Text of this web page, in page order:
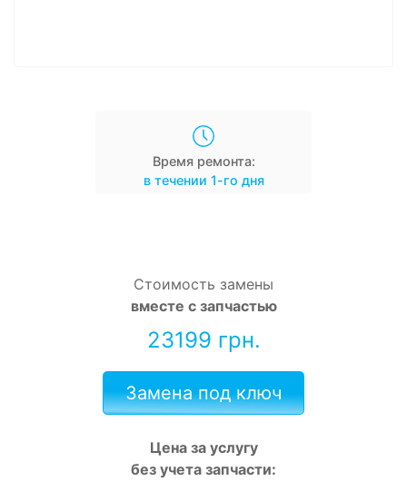
Время ремонта:
в течении 1-го дня
Стоимость замены
вместе с запчастью
23199 грн.
Замена под ключ
Цена за услугу
без учета запчасти: